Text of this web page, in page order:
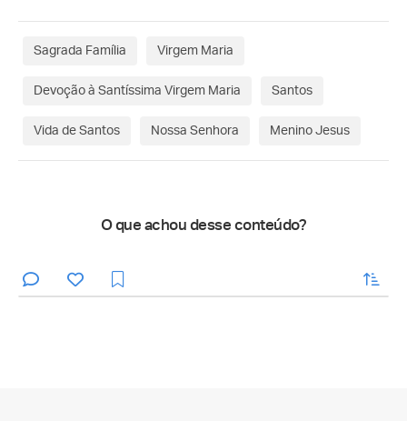
Sagrada Família Virgem Maria
Devoção à Santíssima Virgem Maria Santos
Vida de Santos Nossa Senhora Menino Jesus
O que achou desse conteúdo?
enviar